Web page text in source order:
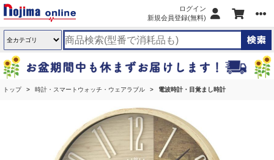
ログイン
新規会員登録(無料)
トップ 時計・スマートウォッチ・ウェアラブル 電波時計・目覚まし時計